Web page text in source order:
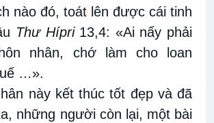
nào đó, toát lên được cái tinh
Thư Hípri 13,4: «Ai nấy phải
nhân, chớ làm cho loan
…».
này kết thúc tốt đẹp và đã
những người còn lại, một bài